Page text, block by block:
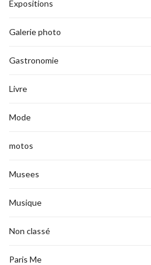
Expositions
Galerie photo
Gastronomie
Livre
Mode
motos
Musees
Musique
Non classé
Paris Me